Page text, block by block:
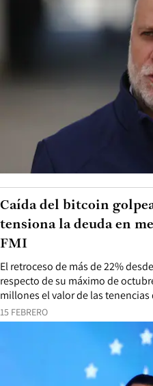
15 FEBRERO
El retroceso de más de 22%
respecto de su máximo de
millones el valor de las
Caída del bitcoin
tensiona la deuda en
FMI